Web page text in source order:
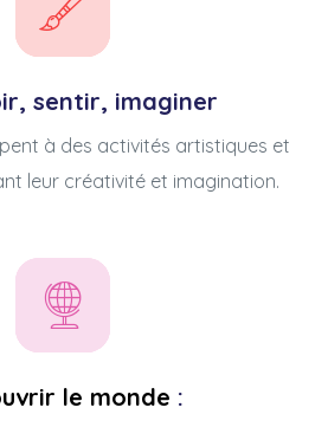
sentir, imaginer
à des activités artistiques et
leur créativité et imagination.
le monde :